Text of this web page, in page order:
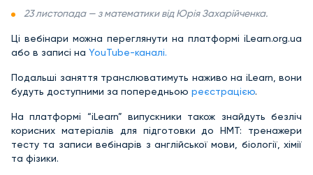
23 листопада — з математики від Юрія Захарійченка.
Ці вебінари можна переглянути на платформі iLearn.org.ua
або в записі на YouTube-каналі.
Подальші заняття транслюватимуть наживо на iLearn, вони
будуть доступними за попередньою реєстрацією.
На платформі “iLearn” випускники також знайдуть безліч
корисних матеріалів для підготовки до НМТ: тренажери
тесту та записи вебінарів з англійської мови, біології, хімії
та фізики.